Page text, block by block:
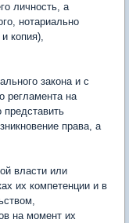
личность, а
нотариально
копия),
закона и с
регламента на
представить
права, а
власти или
их компетенции и в
на момент их